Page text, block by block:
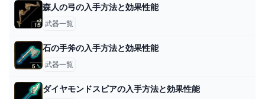
森人の弓の入手方法と効果性能
武器一覧
石の手斧の入手方法と効果性能
武器一覧
ダイヤモンドスピアの入手方法と効果性能